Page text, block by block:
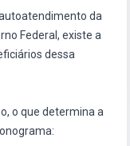
da
Federal, existe a
dessa
o que determina a